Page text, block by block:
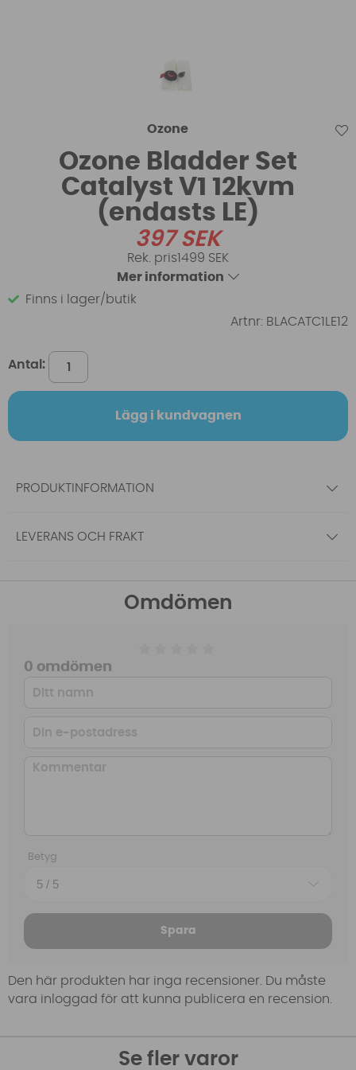
Ozone
Ozone Bladder Set
Catalyst V1 12kvm
(endasts LE)
397SEK
1499 SEK
Mer information
Finns i lager/butik
Artnr: BLACATC1LE12
Antal:
Lägg i kundvagnen
PRODUKTINFORMATION
LEVERANS OCH FRAKT
Omdömen
0 omdömen
Betyg
Spara
Den här produkten har inga recensioner. Du måste
vara inloggad för att kunna publicera en recension.
Se fler varor